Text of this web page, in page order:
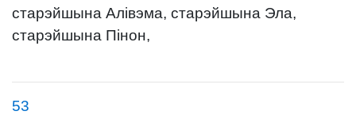
старэйшына Алівэма, старэйшына Эла,
старэйшына Пінон,
53